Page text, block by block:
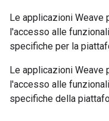
Le applicazioni
l'accesso alle
specifiche per la
Le applicazioni
l'accesso alle
specifiche della